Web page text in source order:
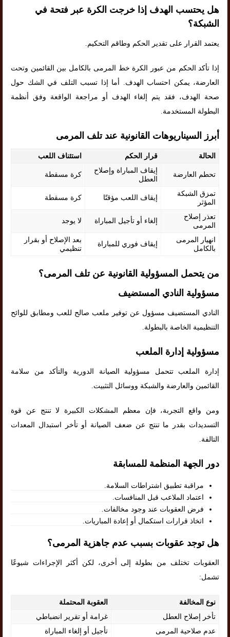
هل يحتسب الهدف إذا خرجت الكرة عبر فتحة في
الشبكة؟
يعتمد القرار على تقدير الحكم وطاقم التحكيم.
إذا تأكد الحكم من عبور الكرة خط المرمى بالكامل بين القائمين وتحت
العارضة، يمكن احتساب الهدف. أما إذا تسبب التلف في الشك حول
صحة الهدف، فقد يتم إلغاء الهدف أو مراجعة الواقعة وفق أنظمة
البطولة المستخدمة.
أبرز السيناريوهات القانونية عند تلف المرمى
الحالة قرار الحكم استئناف اللعب
تحطم العارضة
إيقاف المباراة وإصلاح
العطل
كرة مسقطة
تمزق الشبكة
المؤثر
إيقاف اللعب مؤقتًا كرة مسقطة
تعذر إصلاح
المرمى
إلغاء أو تأجيل المباراة لا يوجد
انهيار المرمى
بالكامل
إيقاف فوري للمباراة
بعد الإصلاح أو بقرار
تنظيمي
من يتحمل المسؤولية القانونية عن تلف المرمى؟
مسؤولية النادي المستضيف
النادي المستضيف مسؤول عن توفير ملعب صالح للعب ومطابق للوائح
التنظيمية الخاصة بالبطولة.
مسؤولية إدارة الملعب
إدارة الملعب تتحمل مسؤولية الصيانة الدورية والتأكد من سلامة
القائمين والعارضة والشبكة ووسائل التثبيت.
ومن واقع التجربة، فإن معظم المشكلات الكبيرة لا تنتج عن قوة
التسديدات بقدر ما تنتج عن ضعف الصيانة أو تأخر استبدال المعدات
التالفة.
دور الجهة المنظمة للمسابقة
مراقبة تطبيق اشتراطات السلامة.
اعتماد الملاعب قبل المنافسات.
فرض العقوبات عند وجود مخالفات.
اتخاذ قرارات استكمال أو إعادة المباريات.
هل توجد عقوبات بسبب عدم جاهزية المرمى؟
العقوبات تختلف من بطولة إلى أخرى، لكن أكثر الإجراءات شيوعًا
تشمل:
نوع المخالفة
العقوبة المحتملة
تأخر إصلاح العطل
غرامة أو تقرير انضباطي
عدم صلاحية المرمى
تأجيل أو إلغاء المباراة